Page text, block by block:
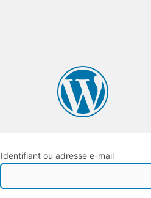
Identifiant ou adresse e-mail